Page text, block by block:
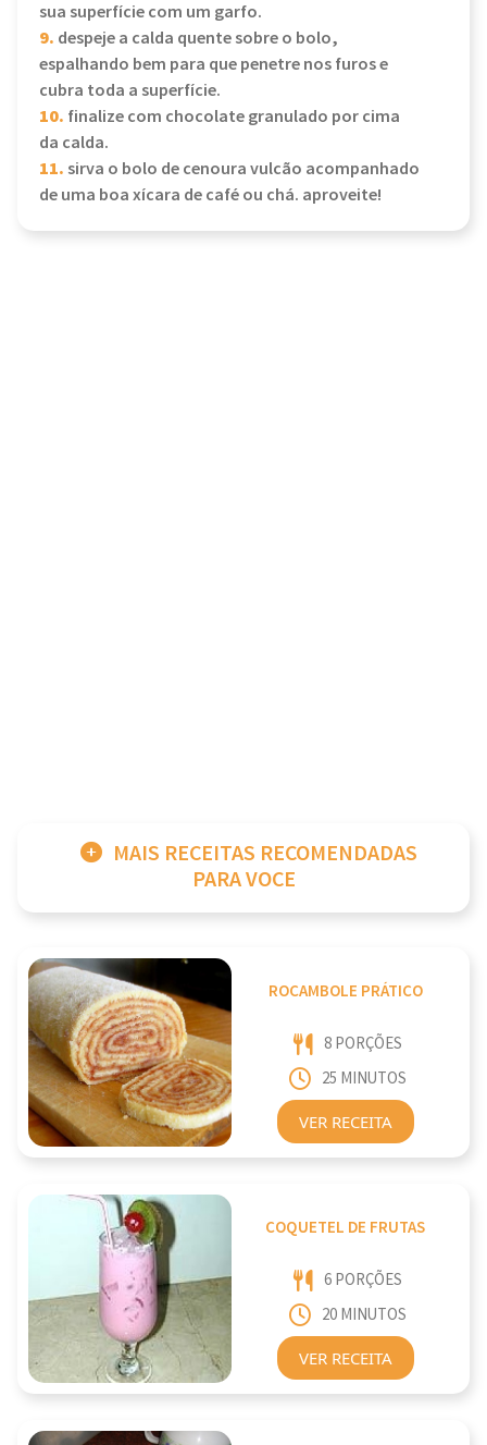
sua superfície com um garfo.
9. despeje a calda quente sobre o bolo,
espalhando bem para que penetre nos furos e
cubra toda a superfície.
10. finalize com chocolate granulado por cima
da calda.
11. sirva o bolo de cenoura vulcão acompanhado
de uma boa xícara de café ou chá. aproveite!
MAIS RECEITAS RECOMENDADAS
PARA VOCE
ROCAMBOLE PRÁTICO
8 PORÇÕES
25 MINUTOS
VER RECEITA
COQUETEL DE FRUTAS
6 PORÇÕES
20 MINUTOS
VER RECEITA